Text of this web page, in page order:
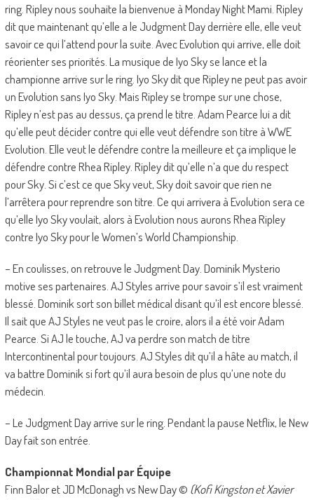
ring. Ripley nous souhaite la bienvenue à Monday Night Mami. Ripley
dit que maintenant qu’elle a le Judgment Day derrière elle, elle veut
savoir ce qui l’attend pour la suite. Avec Evolution qui arrive, elle doit
réorienter ses priorités. La musique de Iyo Sky se lance et la
championne arrive sur le ring. Iyo Sky dit que Ripley ne peut pas avoir
un Evolution sans Iyo Sky. Mais Ripley se trompe sur une chose,
Ripley n’est pas au dessus, ça prend le titre. Adam Pearce lui a dit
qu’elle peut décider contre qui elle veut défendre son titre à WWE
Evolution. Elle veut le défendre contre la meilleure et ça implique le
défendre contre Rhea Ripley. Ripley dit qu’elle n’a que du respect
pour Sky. Si c’est ce que Sky veut, Sky doit savoir que rien ne
l’arrêtera pour reprendre son titre. Ce qui arrivera à Evolution sera ce
qu’elle Iyo Sky voulait, alors à Evolution nous aurons Rhea Ripley
contre Iyo Sky pour le Women’s World Championship.
– En coulisses, on retrouve le Judgment Day. Dominik Mysterio
motive ses partenaires. AJ Styles arrive pour savoir s’il est vraiment
blessé. Dominik sort son billet médical disant qu’il est encore blessé.
Il sait que AJ Styles ne veut pas le croire, alors il a été voir Adam
Pearce. Si AJ le touche, AJ va perdre son match de titre
Intercontinental pour toujours. AJ Styles dit qu’il a hâte au match, il
va battre Dominik si fort qu’il aura besoin de plus qu’une note du
médecin.
– Le Judgment Day arrive sur le ring. Pendant la pause Netflix, le New
Day fait son entrée.
Championnat Mondial par Équipe
Finn Balor et JD McDonagh vs New Day © (Kofi Kingston et Xavier